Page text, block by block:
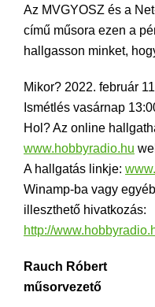
Az MVGYOSZ és a
című műsora ezen a
hallgasson minket,
Mikor? 2022. február
Ismétlés vasárnap
Hol? Az online
www.hobbyradio.hu
A hallgatás linkje:
Winamp-ba vagy
illeszthető hivatkozás:
http://
Rauch Róbert
műsorvezető